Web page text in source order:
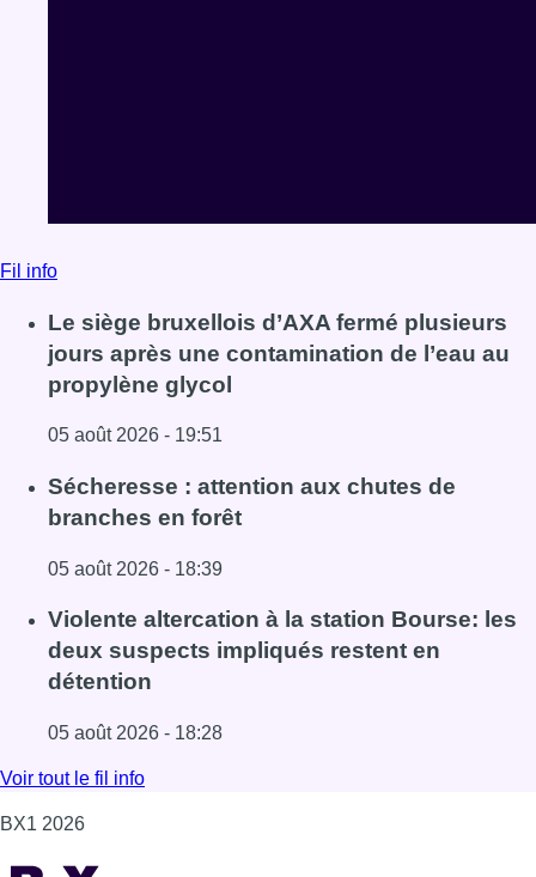
Fil info
Le siège bruxellois d’AXA fermé plusieurs
jours après une contamination de l’eau au
propylène glycol
05 août 2026 - 19:51
Lire l'article Le siège bruxellois d’AXA fermé plusieurs
Sécheresse : attention aux chutes de
branches en forêt
05 août 2026 - 18:39